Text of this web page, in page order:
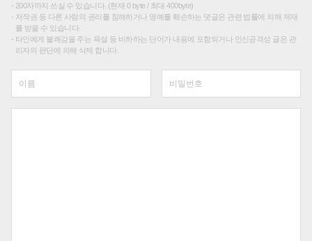
200자까지 쓰실 수 있습니다. (현재 0 byte / 최대 400byte)
저작권 등 다른 사람의 권리를 침해하거나 명예를 훼손하는 댓글은 관련 법률에 의해 제재
를 받을 수 있습니다.
타인에게 불쾌감을 주는 욕설 등 비하하는 단어가 내용에 포함되거나 인신공격성 글은 관
리자의 판단에 의해 삭제 합니다.